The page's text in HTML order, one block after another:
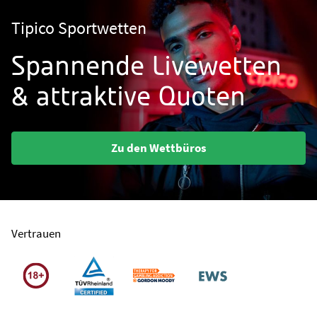
Tipico Sportwetten
Spannende Livewetten
& attraktive Quoten
Zu den Wettbüros
Vertrauen